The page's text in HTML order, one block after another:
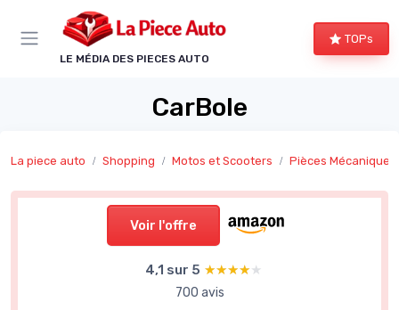
LE MÉDIA DES PIECES AUTO
TOPs
CarBole
La piece auto Shopping Motos et Scooters Pièces Mécaniques
Voir l'offre
4,1 sur 5 ★★★★★
★★★★★
700 avis
Panneau de gestion des cookies